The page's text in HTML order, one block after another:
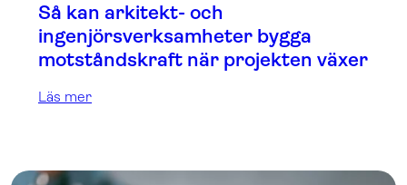
Så kan arkitekt- och
ingenjörsverksamheter bygga
motståndskraft när projekten växer
Läs mer